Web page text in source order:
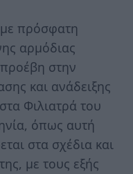
πρόσφατη
αρμόδιας
στην
και ανάδειξης
Φιλιατρά του
όπως αυτή
στα σχέδια και
με τους εξής